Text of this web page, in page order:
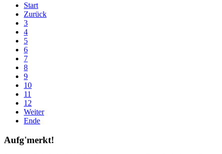
Start
Zurück
3
4
5
6
7
8
9
10
11
12
Weiter
Ende
Aufg'merkt!